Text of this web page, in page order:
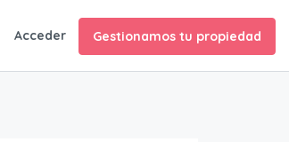
Acceder Gestionamos tu propiedad